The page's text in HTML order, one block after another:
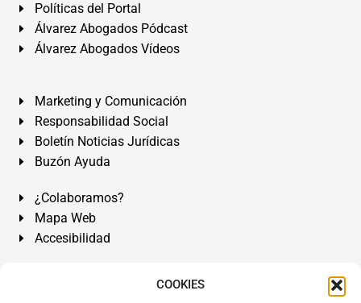
COOKIES
Políticas del Portal
Álvarez Abogados Pódcast
Álvarez Abogados Vídeos
Marketing y Comunicación
Responsabilidad Social
Boletín Noticias Jurídicas
Buzón Ayuda
¿Colaboramos?
Mapa Web
Accesibilidad
Álvarez Abogados Tenerife:Calle Teobaldo Power Nº 7,